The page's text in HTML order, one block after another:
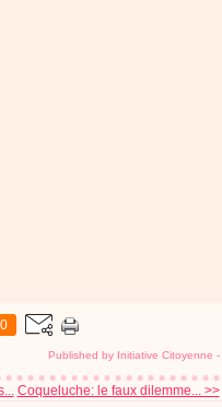
0
Published by Initiative Citoyenne -
Coqueluche: le faux dilemme... >>